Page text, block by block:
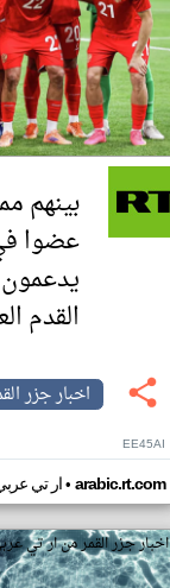
عضوا
القدم
اخبار جزر
EE45AI
ار تي• arabic.rt.com
اخبار جزر القمر من ار تي